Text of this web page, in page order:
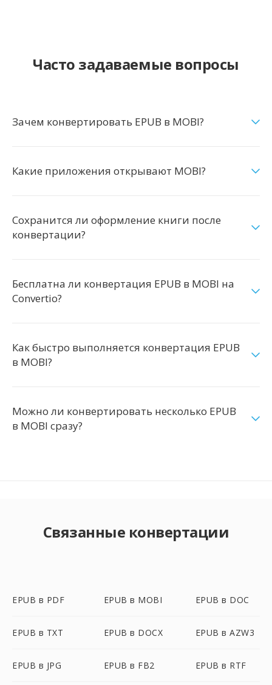
Часто задаваемые вопросы
Зачем конвертировать EPUB в MOBI?
Какие приложения открывают MOBI?
Сохранится ли оформление книги после
конвертации?
Бесплатна ли конвертация EPUB в MOBI на
Convertio?
Как быстро выполняется конвертация EPUB
в MOBI?
Можно ли конвертировать несколько EPUB
в MOBI сразу?
Связанные конвертации
EPUB в PDF EPUB в MOBI EPUB в DOC
EPUB в TXT EPUB в DOCX EPUB в AZW3
EPUB в JPG EPUB в FB2 EPUB в RTF